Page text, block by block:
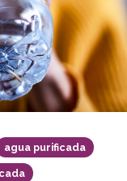
agua purificada